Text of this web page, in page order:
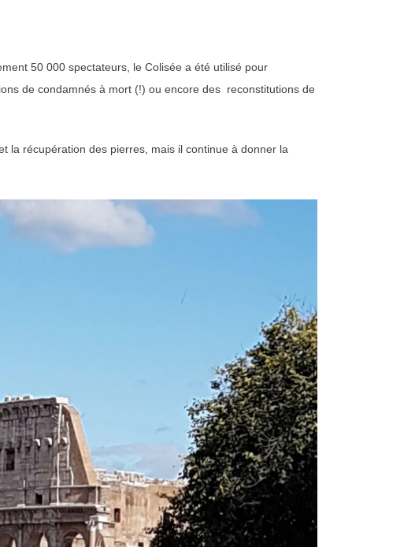
50 000 spectateurs, le Colisée a été utilisé pour
de condamnés à mort (!) ou encore des reconstitutions de
la récupération des pierres, mais il continue à donner la